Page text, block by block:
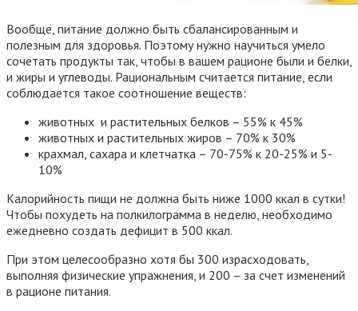
Вообще, питание должно быть сбалансированным и
полезным для здоровья. Поэтому нужно научиться умело
сочетать продукты так, чтобы в вашем рационе были и белки,
и жиры и углеводы. Рациональным считается питание, если
соблюдается такое соотношение веществ:
животных и растительных белков – 55% к 45%
животных и растительных жиров – 70% к 30%
крахмал, сахара и клетчатка – 70-75% к 20-25% и 5-
10%
Калорийность пищи не должна быть ниже 1000 ккал в сутки!
Чтобы похудеть на полкилограмма в неделю, необходимо
ежедневно создать дефицит в 500 ккал.
При этом целесообразно хотя бы 300 израсходовать,
выполняя физические упражнения, и 200 – за счет изменений
в рационе питания.